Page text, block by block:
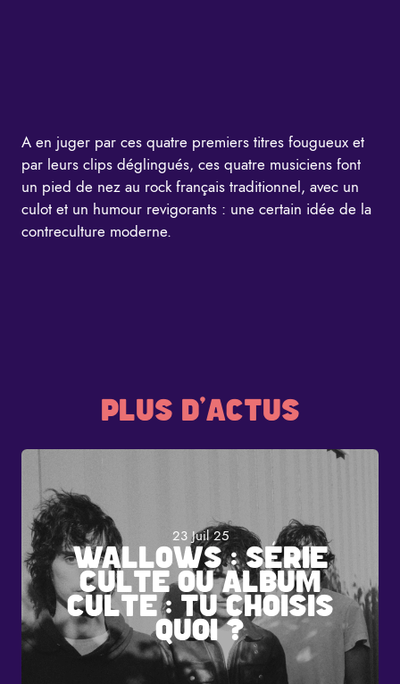
A en juger par ces quatre premiers titres fougueux et
par leurs clips déglingués, ces quatre musiciens font
un pied de nez au rock français traditionnel, avec un
culot et un humour revigorants : une certain idée de la
contreculture moderne.
PLUS D'ACTUS
23 Juil 25
WALLOWS : SÉRIE
CULTE OU ALBUM
CULTE : TU CHOISIS
QUOI ?